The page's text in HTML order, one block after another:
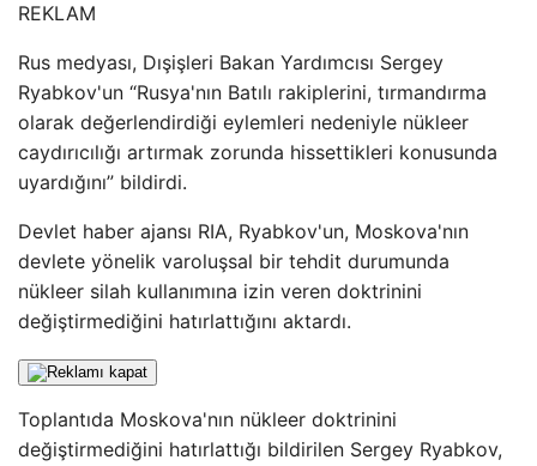
REKLAM
Rus medyası, Dışişleri Bakan Yardımcısı Sergey
Ryabkov'un “Rusya'nın Batılı rakiplerini, tırmandırma
olarak değerlendirdiği eylemleri nedeniyle nükleer
caydırıcılığı artırmak zorunda hissettikleri konusunda
uyardığını” bildirdi.
Devlet haber ajansı RIA, Ryabkov'un, Moskova'nın
devlete yönelik varoluşsal bir tehdit durumunda
nükleer silah kullanımına izin veren doktrinini
değiştirmediğini hatırlattığını aktardı.
Toplantıda Moskova'nın nükleer doktrinini
değiştirmediğini hatırlattığı bildirilen Sergey Ryabkov,